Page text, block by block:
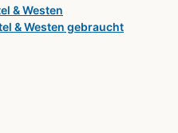
& Westen
& Westen gebraucht